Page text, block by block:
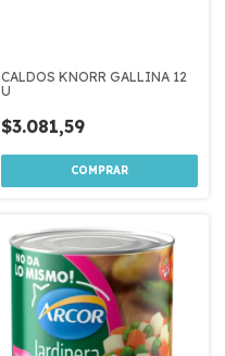
CALDOS KNORR GALLINA 12
U
$3.081,59